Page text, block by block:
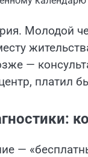
Молодой
—
платил
—